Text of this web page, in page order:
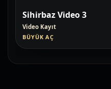
Sihirbaz Video 3
Video Kayıt
BÜYÜK AÇ